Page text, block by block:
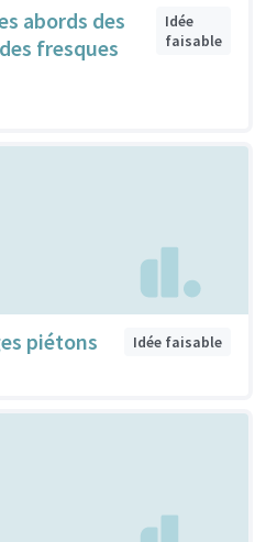
abords des
fresques
Idée
faisable
piétons
Idée faisable